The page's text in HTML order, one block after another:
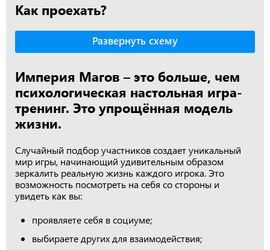
Как проехать?
Развернуть схему
Империя Магов – это больше, чем
психологическая настольная игра-
тренинг. Это упрощённая модель
жизни.
Случайный подбор участников создает уникальный
мир игры, начинающий удивительным образом
зеркалить реальную жизнь каждого игрока. Это
возможность посмотреть на себя со стороны и
увидеть как вы:
проявляете себя в социуме;
выбираете других для взаимодействия;